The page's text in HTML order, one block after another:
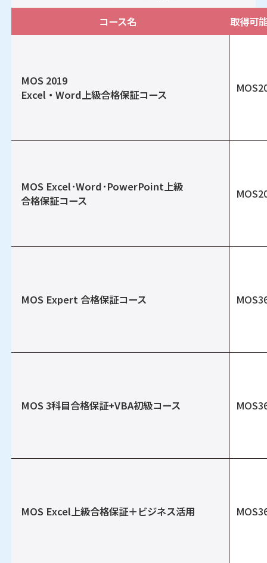
コース名 取得可
MOS 2019
Excel・Word上級合格保証コース
MOS Excel･Word･PowerPoint上級
合格保証コース
MOS Expert 合格保証コース
MOS 3科目合格保証+VBA初級コース
MOS Excel上級合格保証＋ビジネス活用